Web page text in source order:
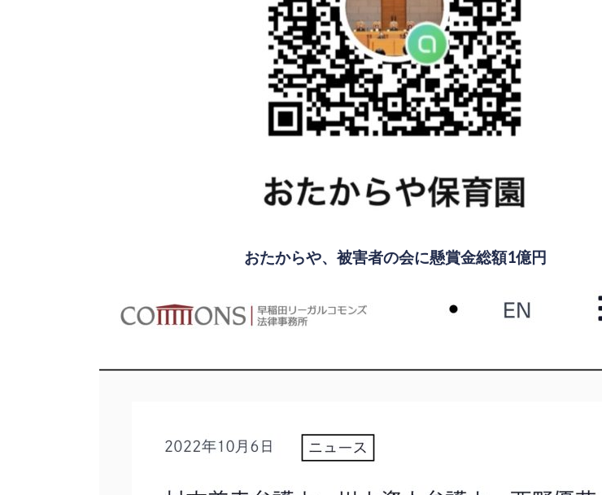
おたからや、被害者の会に懸賞金総額1億円